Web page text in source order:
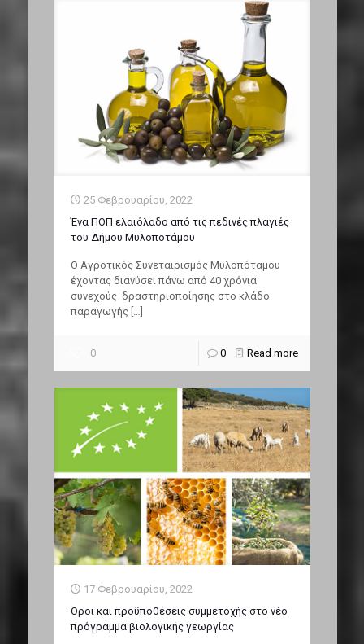
25 Φεβρουαρίου, 2022
Ένα ΠΟΠ ελαιόλαδο από τις πεδινές πλαγιές
του Δήμου Μυλοποτάμου
Ο Αγροτικός Συνεταιρισμός Μυλοπόταμου
έχοντας διανύσει πάνω από 40 χρόνια
συνεχούς δραστηριοποίησης στο κλάδο
παραγωγής […]
0 0 Read more
17 Φεβρουαρίου, 2022
Όροι και προϋποθέσεις συμμετοχής στο νέο
πρόγραμμα βιολογικής γεωργίας